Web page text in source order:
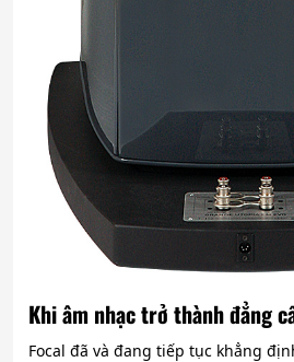
Khi âm nhạc trở thành đẳng
Focal đã và đang tiếp tục khẳng